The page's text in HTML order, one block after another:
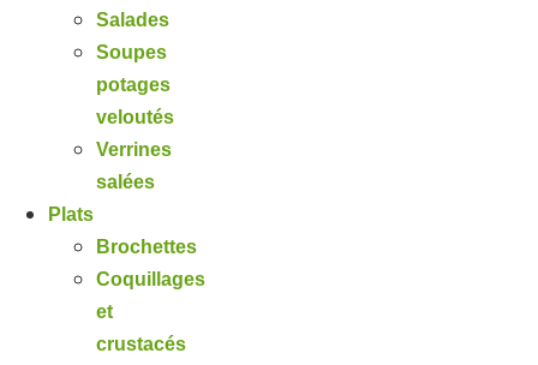
Salades
Soupes
potages
veloutés
Verrines
salées
Plats
Brochettes
Coquillages
et
crustacés